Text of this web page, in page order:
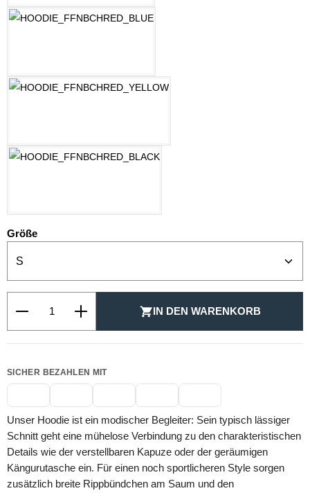
Größeauswählen
IN DEN WARENKORB
SICHER BEZAHLEN MIT
Unser Hoodie ist ein modischer Begleiter: Sein typisch lässiger
Schnitt geht eine mühelose Verbindung zu den charakteristischen
Details wie der verstellbaren Kapuze oder der geräumigen
Kängurutasche ein. Für einen noch sportlicheren Style sorgen
zusätzlich breite Rippbündchen am Saum und den